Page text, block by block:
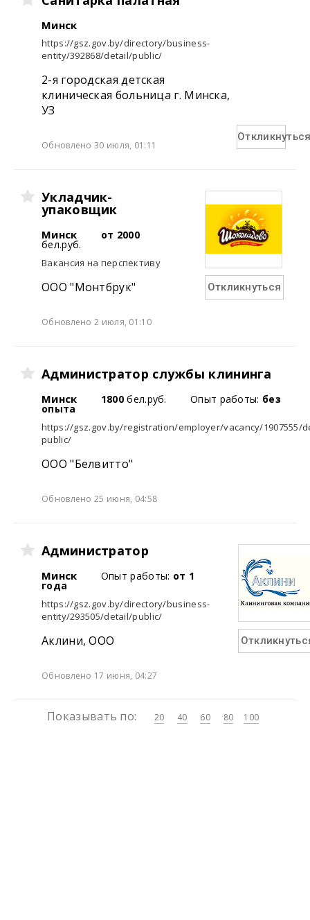
Минск
https://gsz.gov.by/directory/business-
entity/392868/detail/public/
2-я городская детская
клиническая больница г. Минска,
УЗ
Обновлено 30 июля, 01:11
Укладчик-
упаковщик
Минск от 2000
бел.руб.
Вакансия на перспективу
ООО "Монтбрук"
Обновлено 2 июля, 01:10
Откликнуться
Администратор службы клининга
Минск 1800 бел.руб. Опыт работы: без
опыта
https://gsz.gov.by/registration/employer/vacancy/1907555/
public/
ООО "Белвитто"
Обновлено 25 июня, 04:58
Администратор
Минск Опыт работы: от 1
года
https://gsz.gov.by/directory/business-
entity/293505/detail/public/
Аклини, ООО
Обновлено 17 июня, 04:27
Показывать по: 20 40 60 80 100